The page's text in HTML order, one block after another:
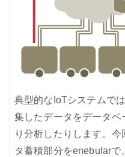
典型的なIoTシステムで
集したデータをデータベ
り分析したりします。
タ蓄積部分をenebularで